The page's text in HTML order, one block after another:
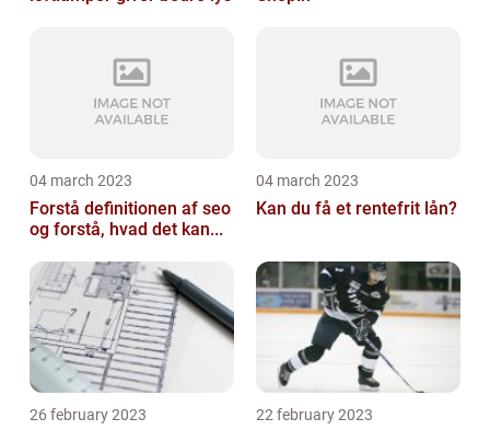
04 march 2023
Forstå definitionen af seo
og forstå, hvad det kan...
04 march 2023
Kan du få et rentefrit lån?
26 february 2023 22 february 2023